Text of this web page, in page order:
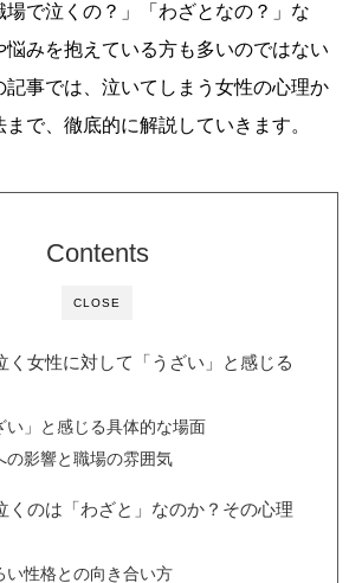
場で泣くの？」「わざとなの？」な
悩みを抱えている方も多いのではない
記事では、泣いてしまう女性の心理か
で、徹底的に解説していきます。
CLOSE
Contents
く女性に対して「うざい」と感じる
い」と感じる具体的な場面
の影響と職場の雰囲気
くのは「わざと」なのか？その心理
い性格との向き合い方